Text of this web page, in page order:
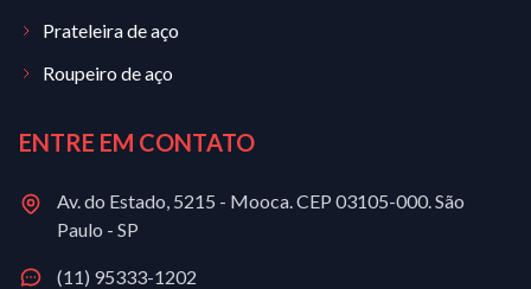
Prateleira de aço
Roupeiro de aço
ENTRE EM CONTATO
Av. do Estado, 5215 - Mooca. CEP 03105-000. São
Paulo - SP
(11) 95333-1202